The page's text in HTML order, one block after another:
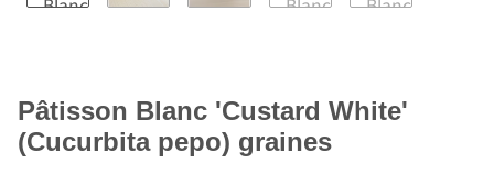
Pâtisson Blanc 'Custard White'
(Cucurbita pepo) graines